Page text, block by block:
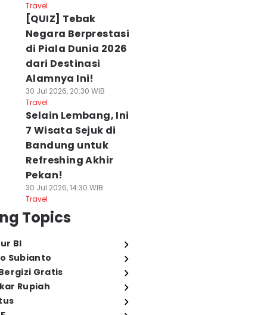
Travel
[QUIZ] Tebak
Negara Berprestasi
di Piala Dunia 2026
dari Destinasi
Alamnya Ini!
30 Jul 2026, 20:30 WIB
Travel
Selain Lembang, Ini
7 Wisata Sejuk di
Bandung untuk
Refreshing Akhir
Pekan!
30 Jul 2026, 14:30 WIB
Travel
Topics
BI
Subianto
Gratis
Rupiah